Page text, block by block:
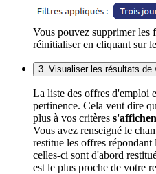
Vous pouvez supprimer les
réinitialiser en cliquant sur
3. Visualiser les résultats de
La liste des offres d'emploi
pertinence. Cela veut dire
plus à vos critères
Vous avez renseigné le
restitue les offres
celles-ci sont d'abord
est le plus proche de votre